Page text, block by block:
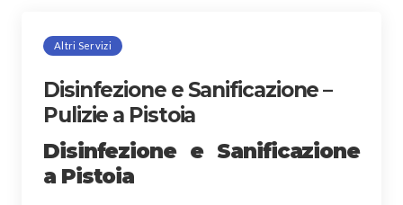
Altri Servizi
Disinfezione e Sanificazione –
Pulizie a Pistoia
Disinfezione e Sanificazione
a Pistoia